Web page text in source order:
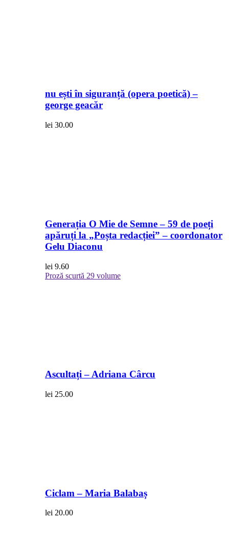
nu ești în siguranță (opera poetică) –
george geacăr
lei 30.00
Generația O Mie de Semne – 59 de poeți
apăruți la „Poșta redacției” – coordonator
Gelu Diaconu
lei 9.60
Proză scurtă 29 volume
Ascultați – Adriana Cârcu
lei 25.00
Ciclam – Maria Balabaș
lei 20.00